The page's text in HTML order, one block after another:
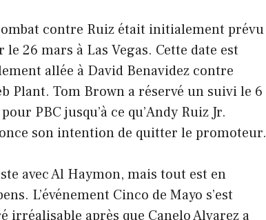
contre Ruiz était initialement prévu
le 26 mars à Las Vegas. Cette date est
allée à David Benavidez contre
Plant. Tom Brown a réservé un suivi le 6
PBC jusqu’à ce qu’Andy Ruiz Jr.
son intention de quitter le promoteur.
avec Al Haymon, mais tout est en
L’événement Cinco de Mayo s’est
irréalisable après que Canelo Alvarez a